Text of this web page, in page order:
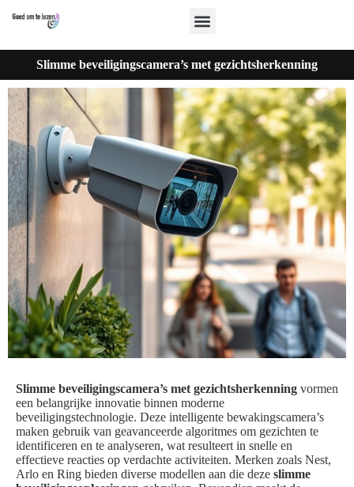
Slimme beveiligingscamera’s met gezichtsherkenning
Slimme beveiligingscamera’s met gezichtsherkenning vormen
een belangrijke innovatie binnen moderne
beveiligingstechnologie. Deze intelligente bewakingscamera’s
maken gebruik van geavanceerde algoritmes om gezichten te
identificeren en te analyseren, wat resulteert in snelle en
effectieve reacties op verdachte activiteiten. Merken zoals Nest,
Arlo en Ring bieden diverse modellen aan die deze slimme